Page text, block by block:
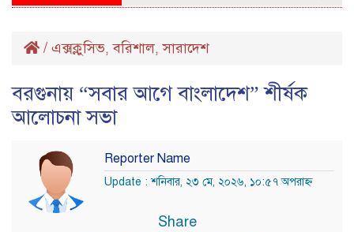
/ এক্সক্লুসিভ,বরিশাল,সারাদেশ
বরগুনায় “সবার আগে বাংলাদেশ” শীর্ষক
আলোচনা সভা
Reporter Name
Update : শনিবার, ২৩ মে, ২০২৬, ১০:৫৭ অপরাহ্ণ
Share